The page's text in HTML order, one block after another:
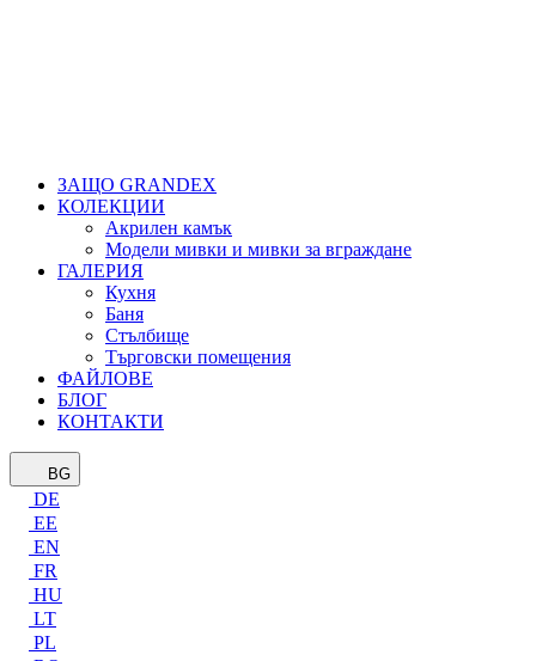
ЗАЩО GRANDEX
КОЛЕКЦИИ
Акрилен камък
Модели мивки и мивки за вграждане
ГАЛЕРИЯ
Кухня
Баня
Стълбище
Търговски помещения
ФАЙЛОВЕ
БЛОГ
КОНТАКТИ
BG
DE
EE
EN
FR
HU
LT
PL